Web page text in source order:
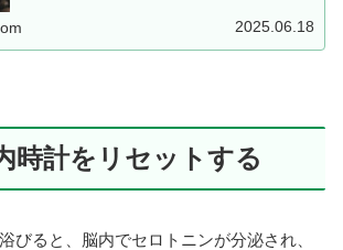
2025.06.18
時計をリセットする
びると、脳内でセロトニンが分泌され、